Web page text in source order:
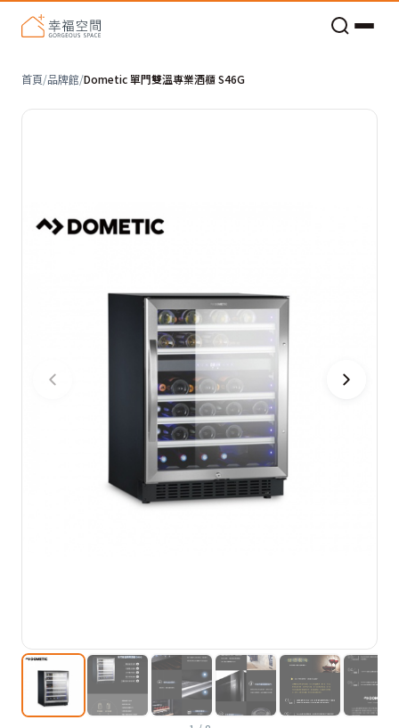
首頁/品牌館/Dometic 單門雙溫專業酒櫃 S46G